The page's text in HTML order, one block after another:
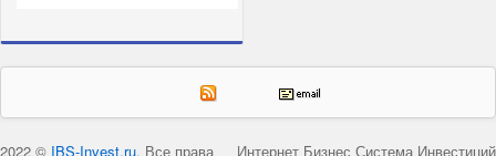
Интернет Бизнес Система Инвестиций
2022 © IBS-Invest.ru. Все права